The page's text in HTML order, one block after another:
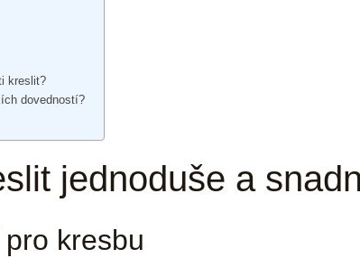
kreslit?
dovedností?
jednoduše a
kresbu